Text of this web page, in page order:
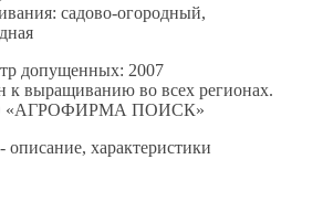
садово-огородный,
допущенных: 2007
к выращиванию во всех регионах.
«АГРОФИРМА ПОИСК»